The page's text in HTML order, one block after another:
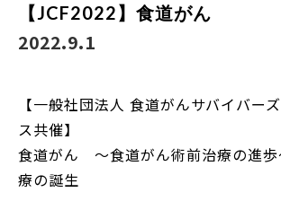
【JCF2022】食道がん
2022.9.1
【一般社団法人 食道がんサバイバー
ス共催】
食道がん ～食道がん術前治療の進歩
療の誕生